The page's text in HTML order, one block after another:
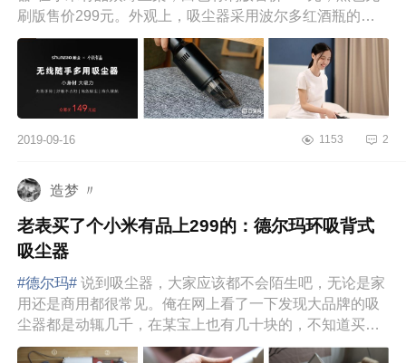
刷版售价299元。外观上，吸尘器采用波尔多红酒瓶的外
观设计，头部位置设有隐...
2019-09-16 1153 2
造梦 〃
老表买了个小米有品上299的：德尔玛环吸背式
吸尘器
#德尔玛# 说到吸尘器，大家应该都不会陌生吧，无论是家
用还是商用都很常见。俺在网上看了一下发现大品牌的吸
尘器都是动辄几千，在某宝上也有几十块的，不知道买啥
好？哦！有了，上小...